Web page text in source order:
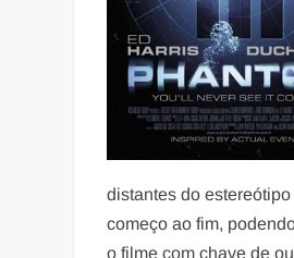
distantes do
começo ao fim,
o filme com chave de